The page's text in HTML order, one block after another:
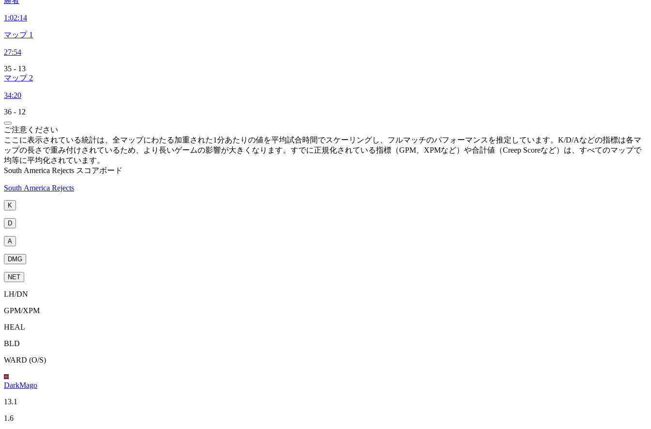
1:02:14
マップ 1
27:54
35 - 13
マップ 2
34:20
36 - 12
ご注意ください
ここに表示されている統計は、全マップにわたる加重された1分あたりの値を平均試合時間でスケーリングし、フルマッチのパフォーマンスを推定しています。K/D/Aなどの指標は各マ
ップの長さで重み付けされているため、より長いゲームの影響が大きくなります。すでに正規化されている指標（GPM、XPMなど）や合計値（Creep Scoreなど）は、すべてのマップで
均等に平均化されています。
South America Rejects スコアボード
South America Rejects
K
D
A
DMG
NET
LH/DN
GPM/XPM
HEAL
BLD
WARD (O/S)
DarkMago
13.1
1.6